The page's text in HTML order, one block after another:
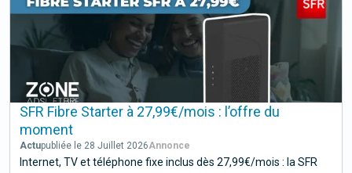
SFR Fibre Starter à 27,99€/mois : l’offre du
moment
Actupubliée le 28 Juillet 2026
Internet, TV et téléphone fixe inclus dès 27,99€/mois : la SFR